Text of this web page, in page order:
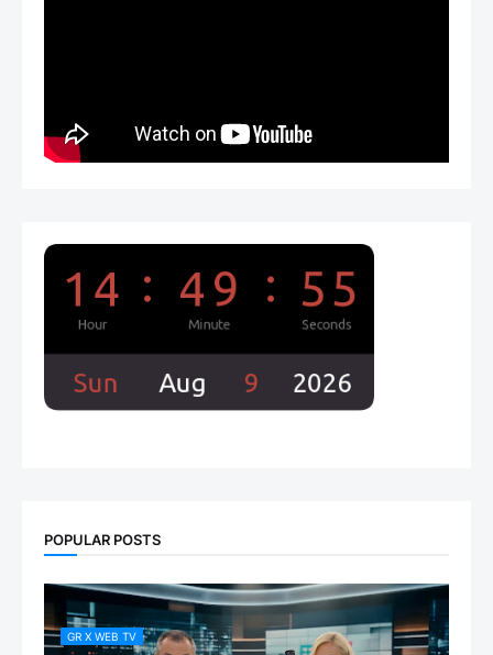
POPULAR POSTS
GR X WEB TV